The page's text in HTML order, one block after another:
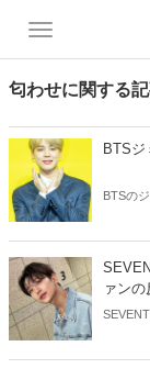
匂わせに関する
BTSジ
BTSの
ァンの